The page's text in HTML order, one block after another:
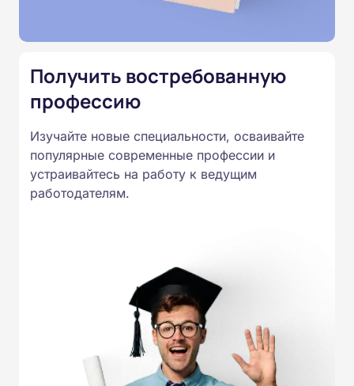
Подготовка ведется по всем
России от 14.07.2023 N 534 в
соответствии с Федеральными
образовательными стандартами
профессионального образования.
Удостоверения и дипломы о
Получить востребованную
профессию
Изучайте новые специальности, осваивайте
популярные современные профессии и
устраивайтесь на работу к ведущим
работодателям.